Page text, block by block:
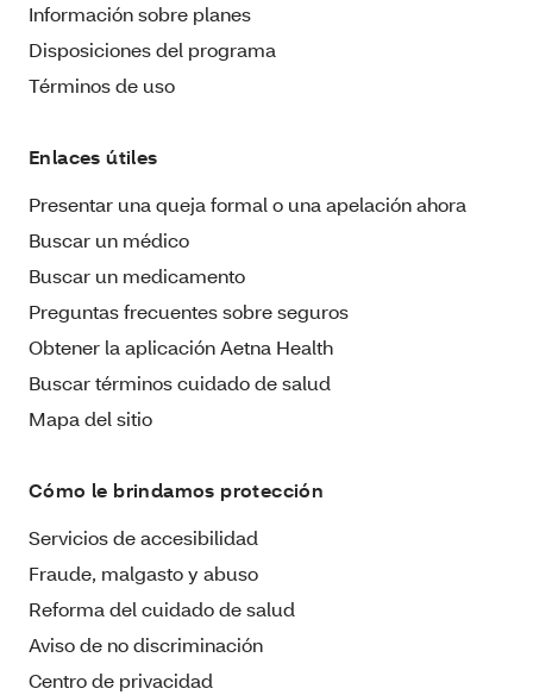
Información sobre planes
Disposiciones del programa
Términos de uso
Enlaces útiles
Presentar una queja formal o una apelación ahora
Buscar un médico
Buscar un medicamento
Preguntas frecuentes sobre seguros
Obtener la aplicación Aetna Health
Buscar términos cuidado de salud
Mapa del sitio
Cómo le brindamos protección
Servicios de accesibilidad
Fraude, malgasto y abuso
Reforma del cuidado de salud
Aviso de no discriminación
Centro de privacidad